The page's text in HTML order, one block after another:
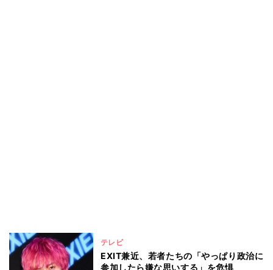
テレビ
EXIT兼近、若者たちの「やっぱり政治に
参加したら嫌な思いする」を危惧